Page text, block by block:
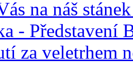
na náš
- Představení
za veletrhem